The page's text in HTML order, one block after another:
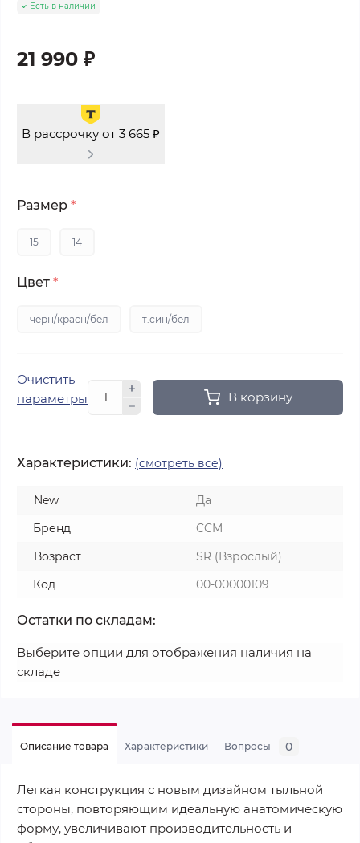
Есть в наличии
21 990 ₽
В рассрочку от 3 665 ₽
Размер *
15 14
Цвет *
черн/красн/бел т.син/бел
Очистить
параметры
В корзину
Характеристики: (смотреть все)
New
Да
Бренд
CCM
Возраст
SR (Взрослый)
Код
00-00000109
Остатки по складам:
Выберите опции для отображения наличия на
складе
Описание товара Характеристики Вопросы 0
Легкая конструкция с новым дизайном тыльной
стороны, повторяющим идеальную анатомическую
форму, увеличивают производительность и